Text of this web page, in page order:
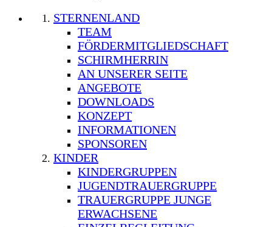
STERNENLAND
TEAM
FÖRDERMITGLIEDSCHAFT
SCHIRMHERRIN
AN UNSERER SEITE
ANGEBOTE
DOWNLOADS
KONZEPT
INFORMATIONEN
SPONSOREN
KINDER
KINDERGRUPPEN
JUGENDTRAUERGRUPPE
TRAUERGRUPPE JUNGE
ERWACHSENE